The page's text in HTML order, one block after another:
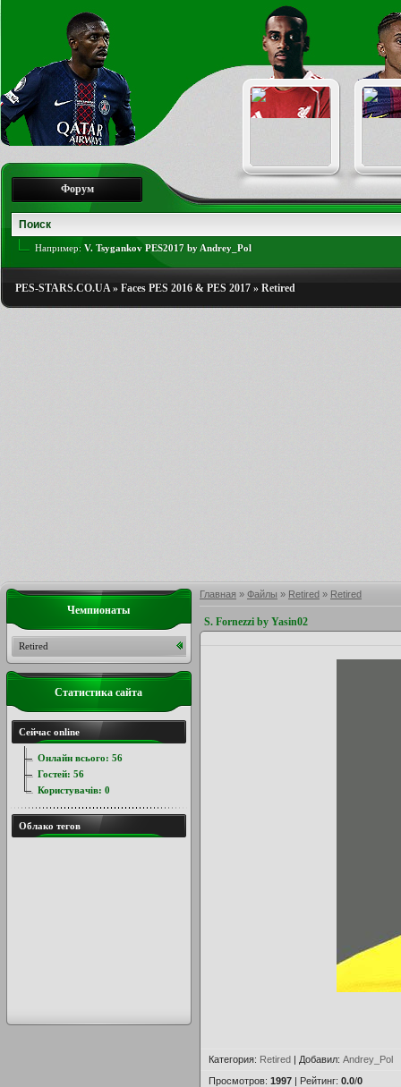
Форум
Например: V. Tsygankov PES2017 by Andrey_Pol
PES-STARS.CO.UA» Faces PES 2016 & PES 2017 » Retired
Главная » Файлы » Retired » Retired
S. Fornezzi by Yasin02
Категория: Retired | Добавил: Andrey_Pol
Просмотров: 1997 | Рейтинг: 0.0/0
Чемпионаты
Retired
Статистика сайта
Сейчас online
Онлайн всього: 56
Гостей: 56
Користувачів: 0
Облако тегов